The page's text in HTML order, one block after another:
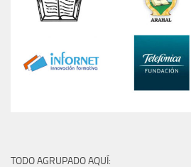
TODO AGRUPADO AQUÍ: